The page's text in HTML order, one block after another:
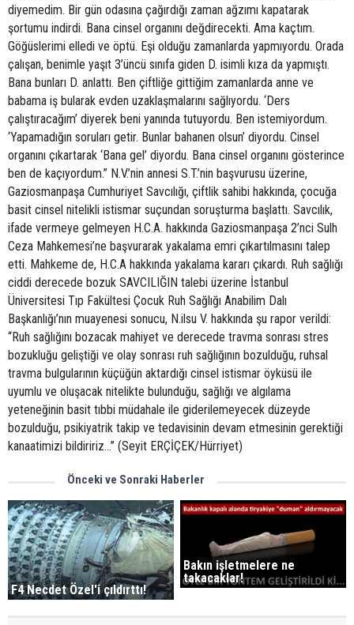
diyemedim. Bir gün odasına çağırdığı zaman ağzımı kapatarak
şortumu indirdi. Bana cinsel organını değdirecekti. Ama kaçtım.
Göğüslerimi elledi ve öptü. Eşi olduğu zamanlarda yapmıyordu. Orada
çalışan, benimle yaşıt 3’üncü sınıfa giden D. isimli kıza da yapmıştı.
Bana bunları D. anlattı. Ben çiftliğe gittiğim zamanlarda anne ve
babama iş bularak evden uzaklaşmalarını sağlıyordu. ‘Ders
çalıştıracağım’ diyerek beni yanında tutuyordu. Ben istemiyordum.
‘Yapamadığın soruları getir. Bunlar bahanen olsun’ diyordu. Cinsel
organını çıkartarak ‘Bana gel’ diyordu. Bana cinsel organını gösterince
ben de kaçıyordum.” N.V.’nin annesi S.T.’nin başvurusu üzerine,
Gaziosmanpaşa Cumhuriyet Savcılığı, çiftlik sahibi hakkında, çocuğa
basit cinsel nitelikli istismar suçundan soruşturma başlattı. Savcılık,
ifade vermeye gelmeyen H.C.A. hakkında Gaziosmanpaşa 2’nci Sulh
Ceza Mahkemesi’ne başvurarak yakalama emri çıkartılmasını talep
etti. Mahkeme de, H.C.A hakkında yakalama kararı çıkardı. Ruh sağlığı
ciddi derecede bozuk SAVCILIĞIN talebi üzerine İstanbul
Üniversitesi Tıp Fakültesi Çocuk Ruh Sağlığı Anabilim Dalı
Başkanlığı’nın muayenesi sonucu, N.ilsu V. hakkında şu rapor verildi:
“Ruh sağlığını bozacak mahiyet ve derecede travma sonrası stres
bozukluğu geliştiği ve olay sonrası ruh sağlığının bozulduğu, ruhsal
travma bulgularının küçüğün aktardığı cinsel istismar öyküsü ile
uyumlu ve oluşacak nitelikte bulunduğu, sağlığı ve algılama
yeteneğinin basit tıbbi müdahale ile giderilemeyecek düzeyde
bozulduğu, psikiyatrik takip ve tedavisinin devam etmesinin gerektiği
kanaatimizi bildiririz...” (Seyit ERÇİÇEK/Hürriyet)
Önceki ve Sonraki Haberler
F4 Necdet Özel'i çıldırttı!
Bakın işletmelere ne
takacaklar!